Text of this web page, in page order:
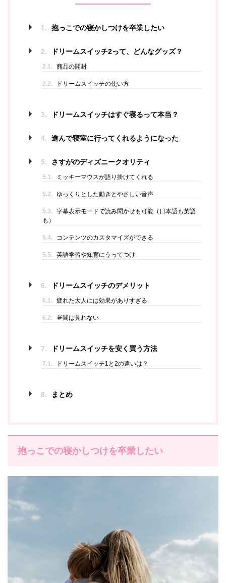
1. 抱っこでの寝かしつけを卒業したい
2. ドリームスイッチ2って、どんなグッズ？
2.1. 商品の開封
2.2. ドリームスイッチの使い方
3. ドリームスイッチはすぐ寝るって本当？
4. 進んで寝室に行ってくれるようになった
5. さすがのディズニークオリティ
5.1. ミッキーマウスが語り掛けてくれる
5.2. ゆっくりとした動きとやさしい音声
5.3. 字幕表示モードで読み聞かせも可能（日本語も英語
も）
5.4. コンテンツのカスタマイズができる
5.5. 英語学習や知育にうってつけ
6. ドリームスイッチのデメリット
6.1. 疲れた大人には効果がありすぎる
6.2. 昼間は見れない
7. ドリームスイッチを安く買う方法
7.1. ドリームスイッチ1と2の違いは？
8. まとめ
抱っこでの寝かしつけを卒業したい